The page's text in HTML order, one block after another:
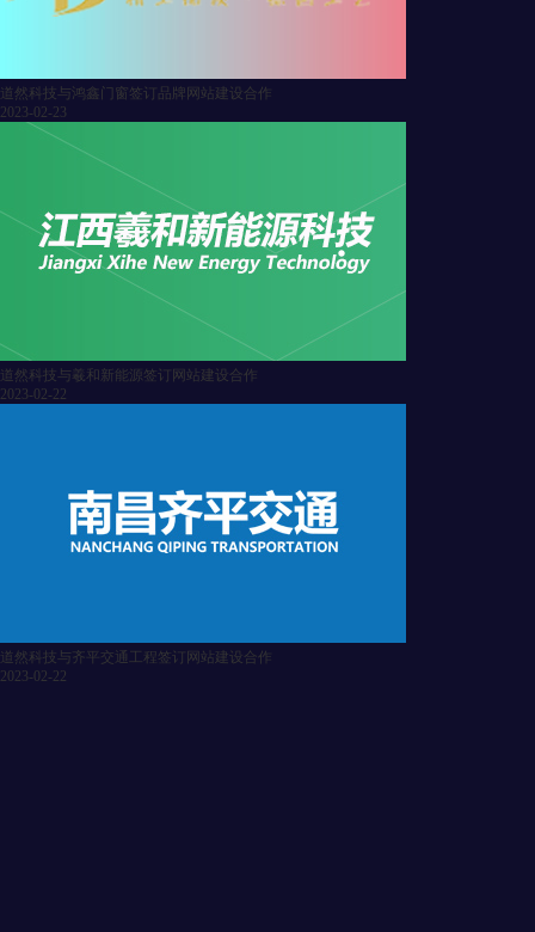
道然科技与鸿鑫门窗签订品牌网站建设合作
2023-02-23
道然科技与羲和新能源签订网站建设合作
2023-02-22
道然科技与齐平交通工程签订网站建设合作
2023-02-22